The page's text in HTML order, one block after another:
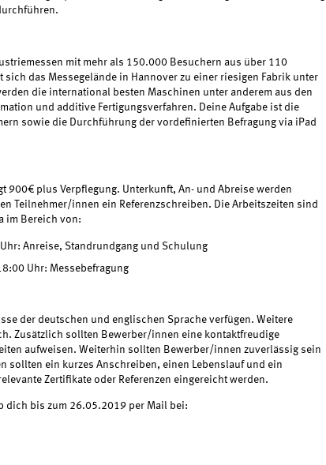
mit mehr als 150.000 Besuchern aus über 110
sich das Messegelände in Hannover zu einer riesigen Fabrik unter
die international besten Maschinen unter anderem aus den
und additive Fertigungsverfahren. Deine Aufgabe ist die
sowie die Durchführung der vordefinierten Befragung via iPad
900€ plus Verpflegung. Unterkunft, An- und Abreise werden
Teilnehmer/innen ein Referenzschreiben. Die Arbeitszeiten sind
im Bereich von:
Anreise, Standrundgang und Schulung
Uhr: Messebefragung
der deutschen und englischen Sprache verfügen. Weitere
Zusätzlich sollten Bewerber/innen eine kontaktfreudige
aufweisen. Weiterhin sollten Bewerber/innen zuverlässig sein
sollten ein kurzes Anschreiben, einen Lebenslauf und ein
Zertifikate oder Referenzen eingereicht werden.
dich bis zum 26.05.2019 per Mail bei: